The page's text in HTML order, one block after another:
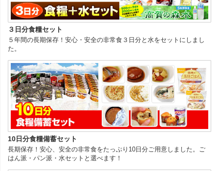
３日分食糧セット
５年間の長期保存！安心・安全の非常食３日分と水をセットにしまし
た。
10日分食糧備蓄セット
長期保存！安心、安全の非常食をたっぷり10日分ご用意しました。ご
はん派・パン派・水セットと選べます！